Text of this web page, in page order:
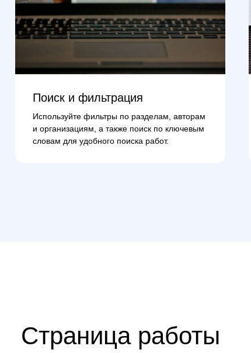
Поиск и фильтрация
Используйте фильтры по разделам, авторам
и организациям, а также поиск по ключевым
словам для удобного поиска работ.
Страница работы